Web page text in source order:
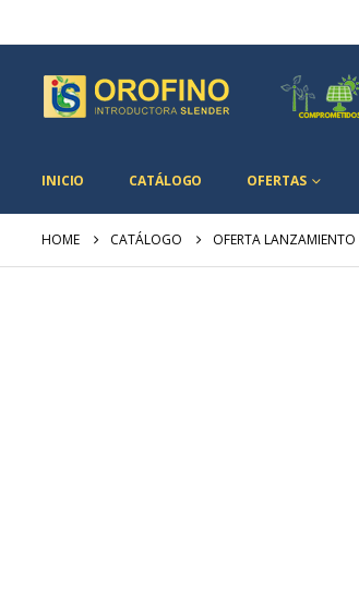
INICIO CATÁLOGO OFERTAS
HOME CATÁLOGO OFERTA